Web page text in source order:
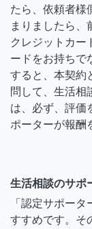
たら、依頼者様
まりましたら、
クレジットカー
ードをお持ちで
すると、本契約
問して、生活相
は、必ず、評価
ポーターが報酬
生活相談のサポ
「認定サポー
すすめです。そ